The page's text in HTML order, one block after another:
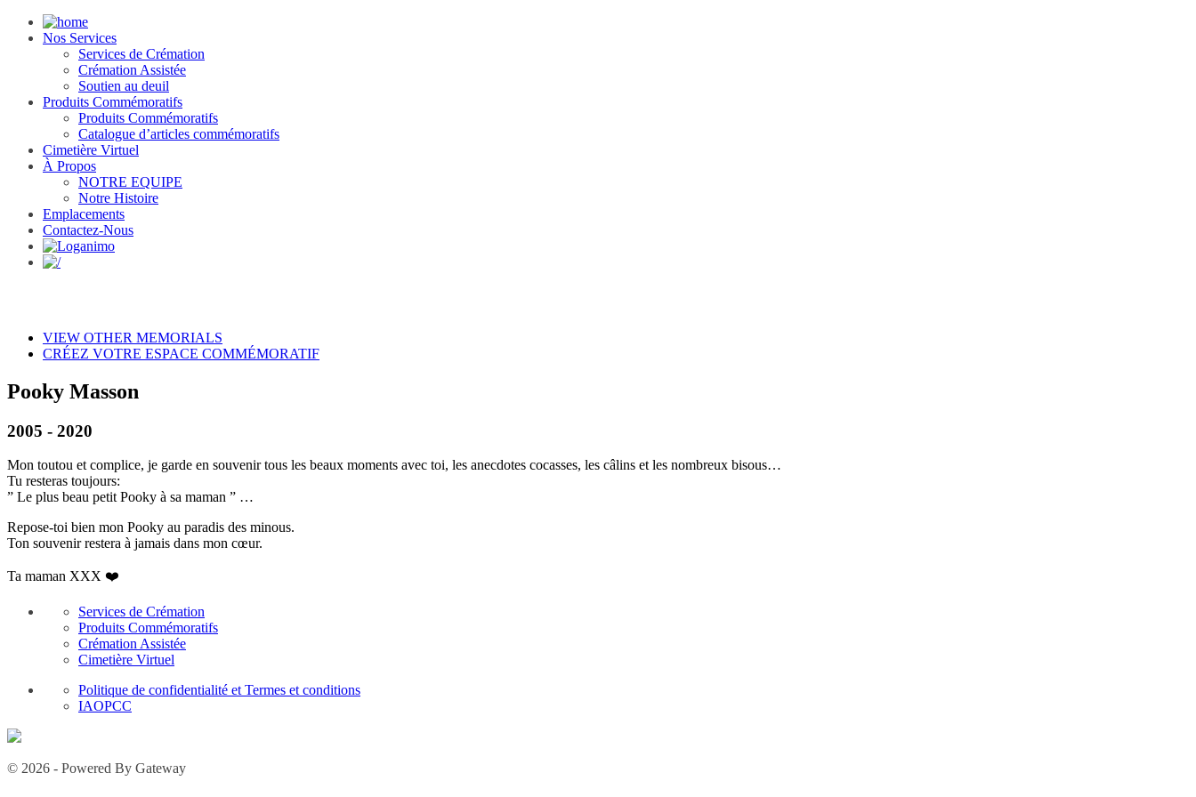
Nos Services
Services de Crémation
Crémation Assistée
Soutien au deuil
Produits Commémoratifs
Produits Commémoratifs
Catalogue d’articles commémoratifs
Cimetière Virtuel
À Propos
NOTRE EQUIPE
Notre Histoire
Emplacements
Contactez-Nous
VIEW OTHER MEMORIALS
CRÉEZ VOTRE ESPACE COMMÉMORATIF
Pooky Masson
2005 - 2020
Mon toutou et complice, je garde en souvenir tous les beaux moments avec toi, les anecdotes cocasses, les câlins et les nombreux bisous…
Tu resteras toujours:
” Le plus beau petit Pooky à sa maman ” …
Repose-toi bien mon Pooky au paradis des minous.
Ton souvenir restera à jamais dans mon cœur.
Ta maman XXX ❤️
Services de Crémation
Produits Commémoratifs
Crémation Assistée
Cimetière Virtuel
Politique de confidentialité et Termes et conditions
IAOPCC
© 2026 - Powered By Gateway